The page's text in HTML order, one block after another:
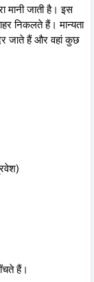
मानी जाती है। इस
निकलते हैं। मान्यता
जाते हैं और वहां कुछ
हैं।